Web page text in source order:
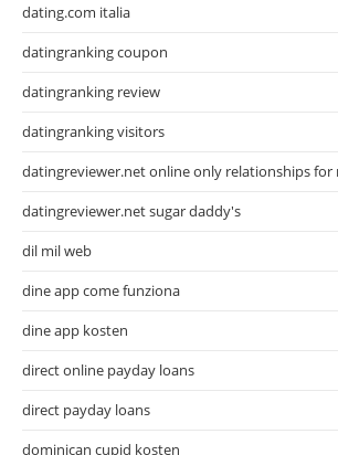
dating.com italia
datingranking coupon
datingranking review
datingranking visitors
datingreviewer.net online only relationships for
datingreviewer.net sugar daddy's
dil mil web
dine app come funziona
dine app kosten
direct online payday loans
direct payday loans
dominican cupid kosten